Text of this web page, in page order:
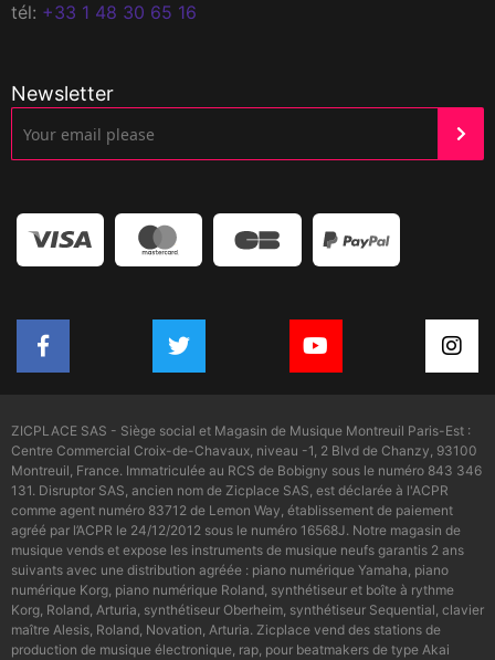
tél: +33 1 48 30 65 16
Newsletter
ZICPLACE SAS - Siège social et Magasin de Musique Montreuil Paris-Est :
Centre Commercial Croix-de-Chavaux, niveau -1, 2 Blvd de Chanzy, 93100
Montreuil, France. Immatriculée au RCS de Bobigny sous le numéro 843 346
131. Disruptor SAS, ancien nom de Zicplace SAS, est déclarée à l'ACPR
comme agent numéro 83712 de Lemon Way, établissement de paiement
agréé par l’ACPR le 24/12/2012 sous le numéro 16568J. Notre magasin de
musique vends et expose les instruments de musique neufs garantis 2 ans
suivants avec une distribution agréée : piano numérique Yamaha, piano
numérique Korg, piano numérique Roland, synthétiseur et boîte à rythme
Korg, Roland, Arturia, synthétiseur Oberheim, synthétiseur Sequential, clavier
maître Alesis, Roland, Novation, Arturia. Zicplace vend des stations de
production de musique électronique, rap, pour beatmakers de type Akai